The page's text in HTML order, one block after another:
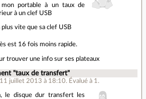
mon portable à un taux de
à un clef USB
vite que sa clef USB
est 16 fois moins rapide.
trouver une info sur ses plateaux
"taux de transfert"
11 juillet 2013 à 18:10. Évalué à 1 .
le disque dur transfert les